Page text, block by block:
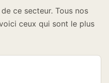
ce secteur. Tous nos
ceux qui sont le plus